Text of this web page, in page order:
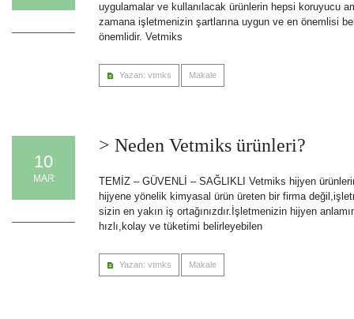
uygulamalar ve kullanılacak ürünlerin hepsi koruyucu
zamana işletmenizin şartlarına uygun ve en önemlisi
önemlidir. Vetmiks
Yazan: vtmks Makale
10
MAR
> Neden Vetmiks ürünleri?
TEMİZ – GÜVENLİ – SAĞLIKLI Vetmiks hijyen
hijyene yönelik kimyasal ürün üreten bir firma
sizin en yakın iş ortağınızdır.İşletmenizin hijyen
hızlı,kolay ve tüketimi belirleyebilen
Yazan: vtmks Makale